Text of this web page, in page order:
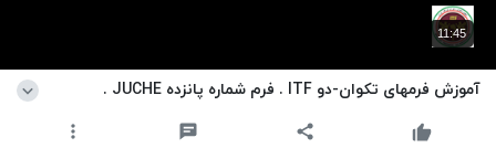
11:45
آموزش فرمهای تکوان-دو ITF . فرم شماره پانزده JUCHE .